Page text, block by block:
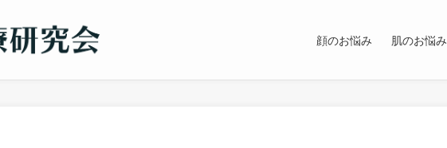
顔のお悩み 肌のお悩み